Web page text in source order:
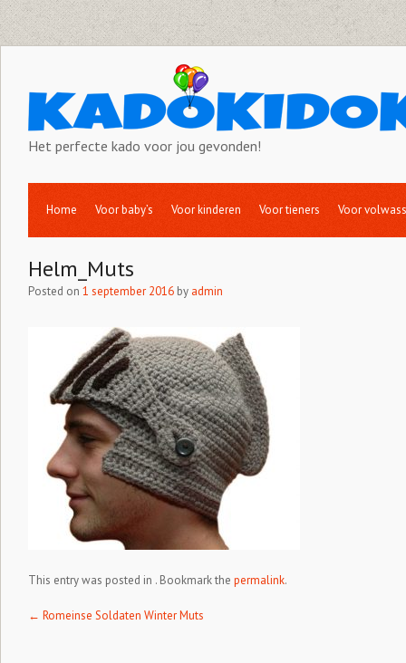
Het perfecte kado voor jou gevonden!
Home Voor baby’s Voor kinderen Voor tieners Voor
Helm_Muts
Posted on 1 september 2016 by admin
This entry was posted in . Bookmark the permalink.
Post navigation
← Romeinse Soldaten Winter Muts